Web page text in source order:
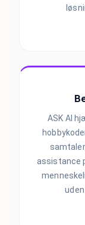
ASK AI
assistance